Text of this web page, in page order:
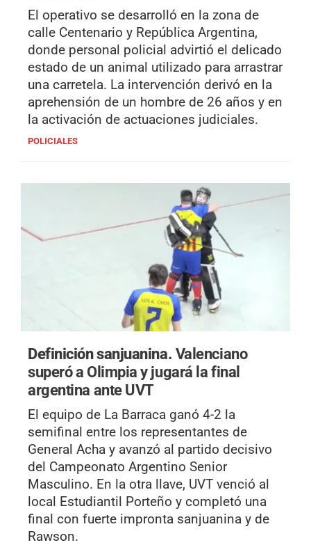
El operativo se desarrolló en la zona de
calle Centenario y República Argentina,
donde personal policial advirtió el delicado
estado de un animal utilizado para arrastrar
una carretela. La intervención derivó en la
aprehensión de un hombre de 26 años y en
la activación de actuaciones judiciales.
POLICIALES
Definición sanjuanina. Valenciano
superó a Olimpia y jugará la final
argentina ante UVT
El equipo de La Barraca ganó 4-2 la
semifinal entre los representantes de
General Acha y avanzó al partido decisivo
del Campeonato Argentino Senior
Masculino. En la otra llave, UVT venció al
local Estudiantil Porteño y completó una
final con fuerte impronta sanjuanina y de
Rawson.